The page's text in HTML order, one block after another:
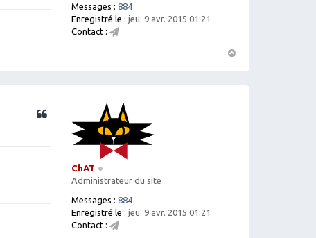
Messages : 884
Enregistré le : jeu. 9 avr. 2015 01:21
Contact :
C
h
A
ChAT
Administrateur du site
Messages : 884
Enregistré le : jeu. 9 avr. 2015 01:21
Contact :
Citation